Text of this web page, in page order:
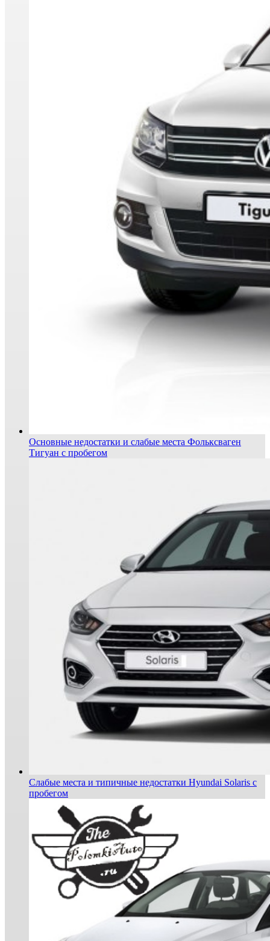
Основные недостатки и слабые места Фольксваген
Тигуан с пробегом
Слабые места и типичные недостатки Hyundai Solaris с
пробегом